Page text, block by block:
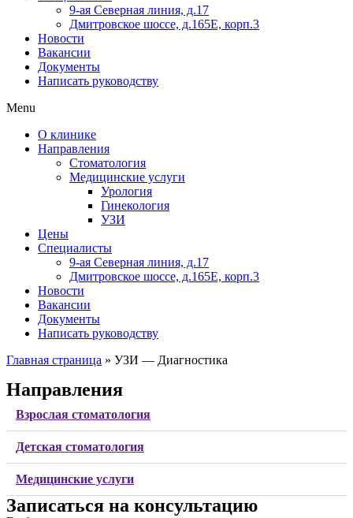
9-ая Северная линия, д.17
Дмитровское шоссе, д.165Е, корп.3
Новости
Вакансии
Документы
Написать руководству
Menu
О клинике
Направления
Стоматология
Медицинские услуги
Урология
Гинекология
УЗИ
Цены
Специалисты
9-ая Северная линия, д.17
Дмитровское шоссе, д.165Е, корп.3
Новости
Вакансии
Документы
Написать руководству
Главная страница » УЗИ — Диагностика
Направления
Взрослая стоматология
Детская стоматология
Медицинские услуги
Записаться на консультацию